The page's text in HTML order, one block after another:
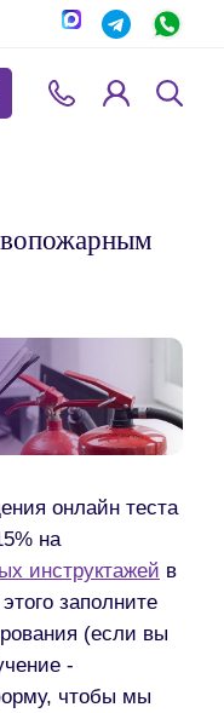
онлайн теста
на
инструктажей в
заполните
(если вы
-
чтобы мы